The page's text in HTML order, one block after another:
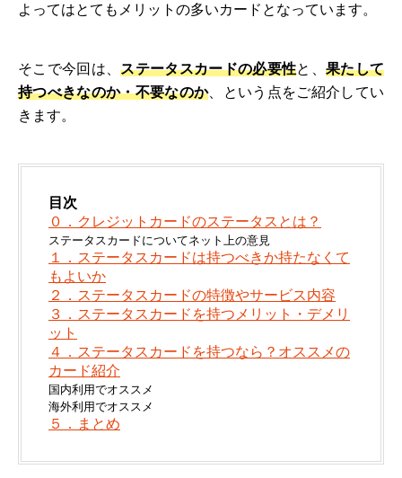
よってはとてもメリットの多いカードとなっています。
そこで今回は、ステータスカードの必要性と、果たして
持つべきなのか・不要なのか、という点をご紹介してい
きます。
目次
０．クレジットカードのステータスとは？
ステータスカードについてネット上の意見
１．ステータスカードは持つべきか持たなくて
もよいか
２．ステータスカードの特徴やサービス内容
３．ステータスカードを持つメリット・デメリ
ット
４．ステータスカードを持つなら？オススメの
カード紹介
国内利用でオススメ
海外利用でオススメ
５．まとめ